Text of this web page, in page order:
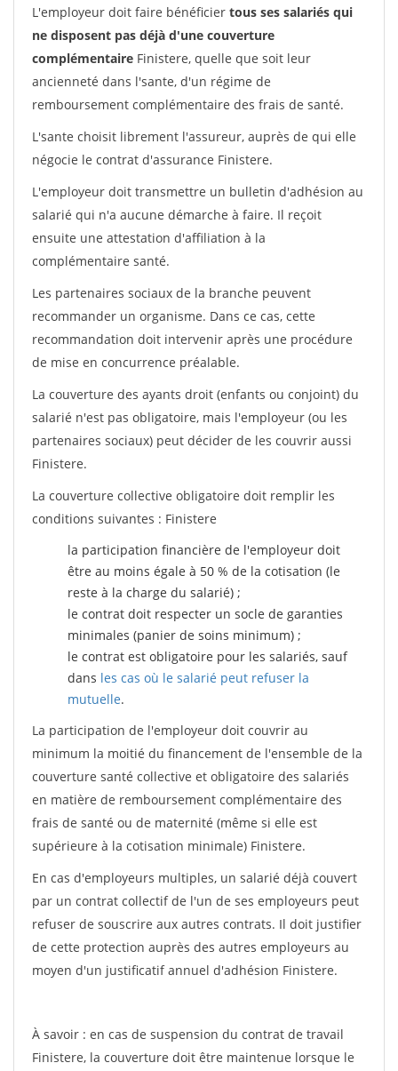
L'employeur doit faire bénéficier tous ses salariés qui
ne disposent pas déjà d'une couverture
complémentaire Finistere, quelle que soit leur
ancienneté dans l'sante, d'un régime de
remboursement complémentaire des frais de santé.
L'sante choisit librement l'assureur, auprès de qui elle
négocie le contrat d'assurance Finistere.
L'employeur doit transmettre un bulletin d'adhésion au
salarié qui n'a aucune démarche à faire. Il reçoit
ensuite une attestation d'affiliation à la
complémentaire santé.
Les partenaires sociaux de la branche peuvent
recommander un organisme. Dans ce cas, cette
recommandation doit intervenir après une procédure
de mise en concurrence préalable.
La couverture des ayants droit (enfants ou conjoint) du
salarié n'est pas obligatoire, mais l'employeur (ou les
partenaires sociaux) peut décider de les couvrir aussi
Finistere.
La couverture collective obligatoire doit remplir les
conditions suivantes : Finistere
la participation financière de l'employeur doit
être au moins égale à 50 % de la cotisation (le
reste à la charge du salarié) ;
le contrat doit respecter un socle de garanties
minimales (panier de soins minimum) ;
le contrat est obligatoire pour les salariés, sauf
dans les cas où le salarié peut refuser la
mutuelle.
La participation de l'employeur doit couvrir au
minimum la moitié du financement de l'ensemble de la
couverture santé collective et obligatoire des salariés
en matière de remboursement complémentaire des
frais de santé ou de maternité (même si elle est
supérieure à la cotisation minimale) Finistere.
En cas d'employeurs multiples, un salarié déjà couvert
par un contrat collectif de l'un de ses employeurs peut
refuser de souscrire aux autres contrats. Il doit justifier
de cette protection auprès des autres employeurs au
moyen d'un justificatif annuel d'adhésion Finistere.
À savoir : en cas de suspension du contrat de travail
Finistere, la couverture doit être maintenue lorsque le